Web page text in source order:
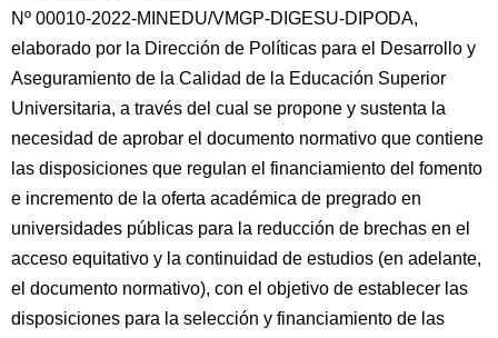
Nº 00010-2022-MINEDU/VMGP-DIGESU-DIPODA,
elaborado por la Dirección de Políticas para el Desarrollo y
Aseguramiento de la Calidad de la Educación Superior
Universitaria, a través del cual se propone y sustenta la
necesidad de aprobar el documento normativo que contiene
las disposiciones que regulan el financiamiento del fomento
e incremento de la oferta académica de pregrado en
universidades públicas para la reducción de brechas en el
acceso equitativo y la continuidad de estudios (en adelante,
el documento normativo), con el objetivo de establecer las
disposiciones para la selección y financiamiento de las